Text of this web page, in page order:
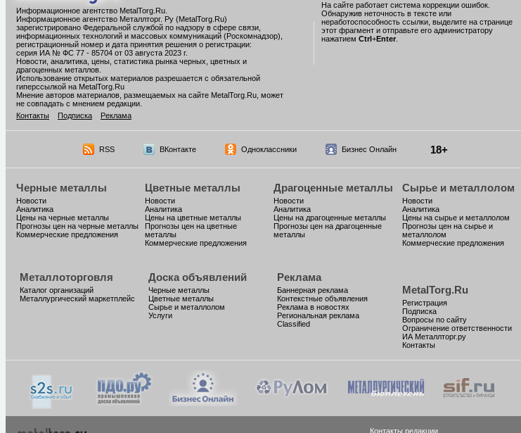
Информационное агентство MetalTorg.Ru
Информационное агентство Металлторг. Ру (MetalTorg.Ru)
зарегистрировано Федеральной службой по надзору в сфере связи,
информационных технологий и массовых коммуникаций (Роскомнадзор),
регистрационный номер и дата принятия решения о регистрации:
серия ИА № ФС 77 - 85704 от 03 августа 2023 г.
Новости, аналитика, цены, статистика рынка черных, цветных и
драгоценных металлов.
Использование открытых материалов разрешается с обязательной
гиперссылкой на MetalTorg.Ru
Мнение авторов материалов, размещаемых на сайте MetalTorg.Ru, может
не совпадать с мнением редакции.
Контакты
Подписка Реклама
На сайте работает система коррекции ошибок.
Обнаружив неточность в тексте или
неработоспособность ссылки, выделите на странице
этот фрагмент и отправьте его администратору
нажатием Ctrl+Enter
RSS ВКонтакте Одноклассники Бизнес Онлайн 18+
Черные металлы
Новости
Аналитика
Цены на черные металлы
Прогнозы цен на черные металлы
Коммерческие предложения
Цветные металлы
Новости
Аналитика
Цены на цветные металлы
Прогнозы цен на цветные
металлы
Коммерческие предложения
Драгоценные металлы
Новости
Аналитика
Цены на драгоценные металлы
Прогнозы цен на драгоценные
металлы
Сырье и металлолом
Новости
Аналитика
Цены на сырье и металлолом
Прогнозы цен на сырье и
металлолом
Коммерческие предложения
Металлоторговля
Каталог организаций
Металлургический маркетплейс
Доска объявлений
Черные металлы
Цветные металлы
Сырье и металлолом
Услуги
Реклама
Баннерная реклама
Контекстные объявления
Реклама в новостях
Региональная реклама
Classified
MetalTorg.Ru
Регистрация
Подписка
Вопросы по сайту
Ограничение ответственности
ИА Металлторг.ру
Контакты
Контакты редакции